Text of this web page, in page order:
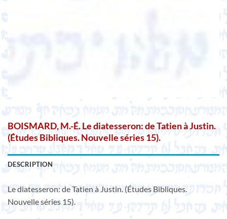
BOISMARD, M.-É. Le diatesseron: de Tatien à Justin.
(Études Bibliques. Nouvelle séries 15).
DESCRIPTION
Le diatesseron: de Tatien à Justin. (Études Bibliques.
Nouvelle séries 15).